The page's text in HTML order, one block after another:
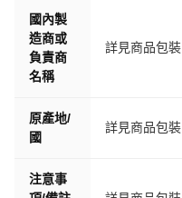
國內製
造商或
負責商
名稱
詳見商品包裝
原產地/
國
詳見商品包裝
注意事